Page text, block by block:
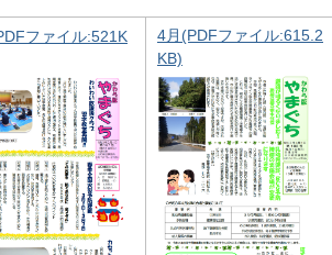
ファイル:521K
4月(PDFファイル:615.2
KB)